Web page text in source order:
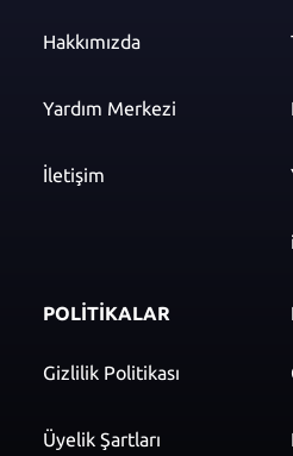
Hakkımızda
Yardım Merkezi
İletişim
POLİTİKALAR
Gizlilik Politikası
Üyelik Şartları